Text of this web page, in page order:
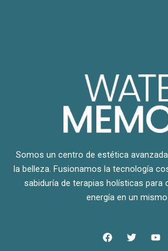
Somos un centro de estética
la belleza. Fusionamos la tecnología
sabiduría de terapias holísticas para
energía en un
F
a
T
w
Y
o